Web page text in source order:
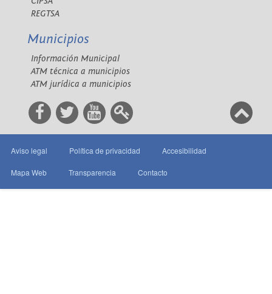
REGTSA
Municipios
Información Municipal
ATM técnica a municipios
ATM jurídica a municipios
Aviso legal Política de privacidad Accesibilidad
Mapa Web Transparencia Contacto